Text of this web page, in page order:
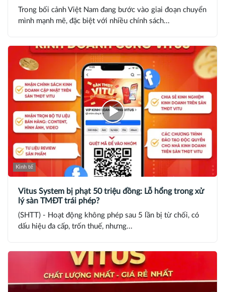
Trong bối cảnh Việt Nam đang bước vào giai đoạn chuyển
mình mạnh mẽ, đặc biệt với nhiều chính sách...
Kinh tế
Vitus System bị phạt 50 triệu đồng: Lỗ hổng trong xử
lý sàn TMĐT trái phép?
(SHTT) - Hoạt động không phép sau 5 lần bị từ chối, có
dấu hiệu đa cấp, trốn thuế, nhưng...